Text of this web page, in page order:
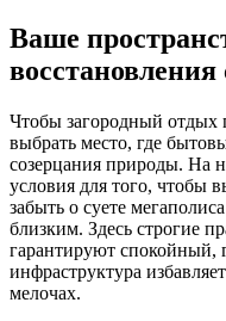
Ваше
Чтобы загородный
выбрать место, где
созерцания природы. На
условия для того, чтобы
забыть о суете
близким. Здесь строгие
гарантируют спокойный,
инфраструктура
мелочах.